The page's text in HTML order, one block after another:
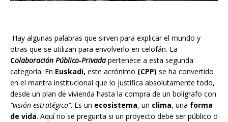
Hay algunas palabras que sirven para explicar el mundo y
otras que se utilizan para envolverlo en celofán. La
Colaboración Público‑Privadapertenece a esta segunda
categoría. En Euskadi, este acrónimo (CPP) se ha convertido
en el mantra institucional que lo justifica absolutamente todo,
desde un plan de vivienda hasta la compra de un bolígrafo con
“visión estratégica”. Es un ecosistema, un clima, una forma
de vida. Aquí no se pregunta si un proyecto debe ser público o